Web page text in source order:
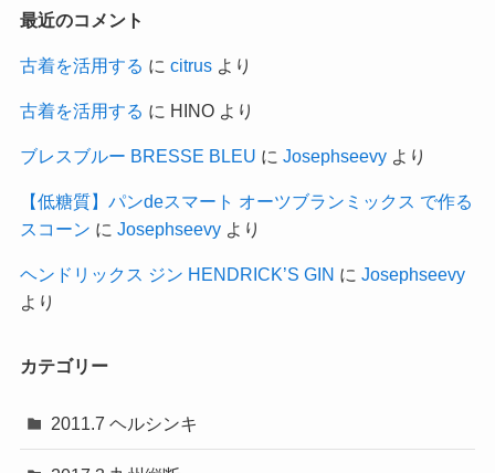
最近のコメント
古着を活用する に citrusより
古着を活用する に HINOより
ブレスブルー BRESSE BLEU に Josephseevyより
【低糖質】パンdeスマート オーツブランミックス で作る
スコーン に Josephseevyより
ヘンドリックス ジン HENDRICK’S GIN に Josephseevy
より
カテゴリー
2011.7 ヘルシンキ